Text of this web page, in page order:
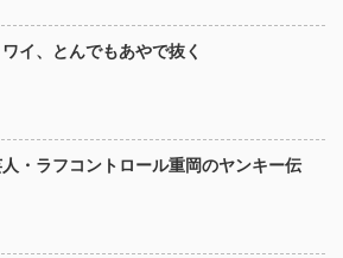
ワイ、とんでもあやで抜く
・ラフコントロール重岡のヤンキー伝